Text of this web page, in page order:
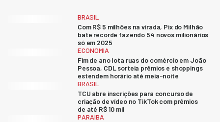
BRASIL
Com R$ 5 milhões na virada, Pix do Milhão
bate recorde fazendo 54 novos milionários
só em 2025
ECONOMIA
Fim de ano lota ruas do comércio em João
Pessoa, CDL sorteia prêmios e shoppings
estendem horário até meia-noite
BRASIL
TCU abre inscrições para concurso de
criação de vídeo no TikTok com prêmios
de até R$ 10 mil
PARAÍBA